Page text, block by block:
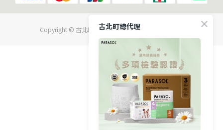
Copyright © 古北町國際有限公司 All Rights Reserved.
古北町總代理